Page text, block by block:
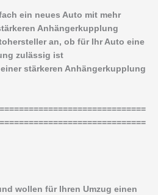
ein neues Auto mit mehr
Anhängerkupplung
an, ob für Ihr Auto eine
zulässig ist
stärkeren Anhängerkupplung
wollen für Ihren Umzug einen